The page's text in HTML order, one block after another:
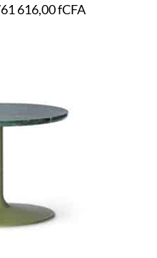
616,00fCFA